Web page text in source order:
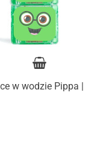
w wodzie Pippa |